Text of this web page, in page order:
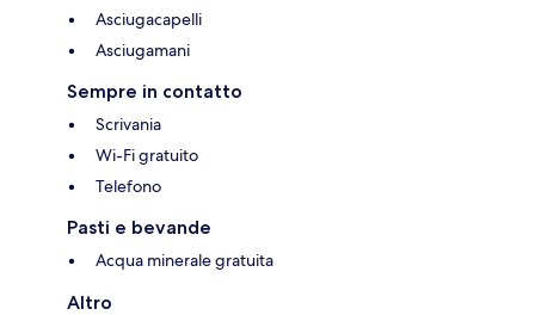
Asciugacapelli
Asciugamani
Sempre in contatto
Scrivania
Wi-Fi gratuito
Telefono
Pasti e bevande
Acqua minerale gratuita
Altro